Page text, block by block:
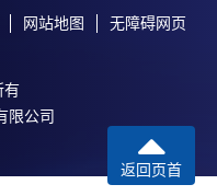
报名中心报名，并避
课程因报名人数不足
不退还。如获学院批
微信支付、支付宝、
方式缴交之款项，将
网站地图 无障碍网页
有
限公司
返回页首